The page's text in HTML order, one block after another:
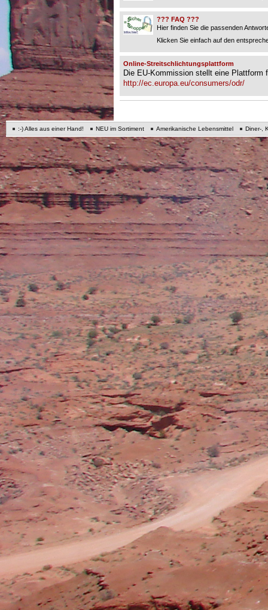
??? FAQ ???
Hier finden Sie die passenden
Klicken Sie einfach auf den
Online-Streitschlichtungsplattform
Die EU-Kommission stellt eine
http://ec.europa.eu/consumers/odr/
:-) Alles aus einer Hand! NEU im Sortiment Amerikanische Lebensmittel Diner-,